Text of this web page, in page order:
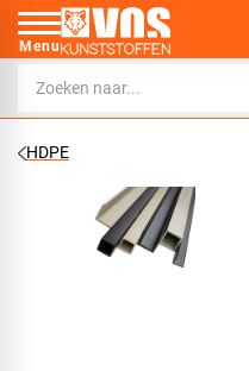
Menu
HDPE